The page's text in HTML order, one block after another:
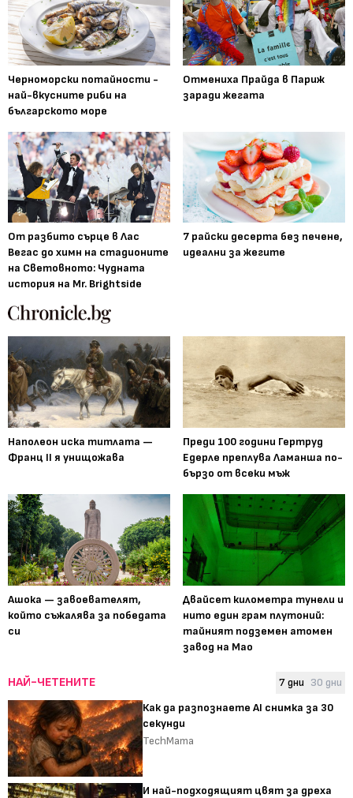
Черноморски потайности -
най-вкусните риби на
българското море
Отмениха Прайда в Париж
заради жегата
От разбито сърце в Лас
Вегас до химн на стадионите
на Световното: Чудната
история на Mr. Brightside
7 райски десерта без печене,
идеални за жегите
Наполеон иска титлата —
Франц II я унищожава
Преди 100 години Гертруд
Едерле преплува Ламанша по-
бързо от всеки мъж
Ашока — завоевателят,
който съжалява за победата
си
Двайсет километра тунели и
нито един грам плутоний:
тайният подземен атомен
завод на Мао
НАЙ-ЧЕТЕНИТЕ 7 дни 30 дни
Как да разпознаете AI снимка за 30
секунди
TechMama
И най-подходящият цвят за дреха